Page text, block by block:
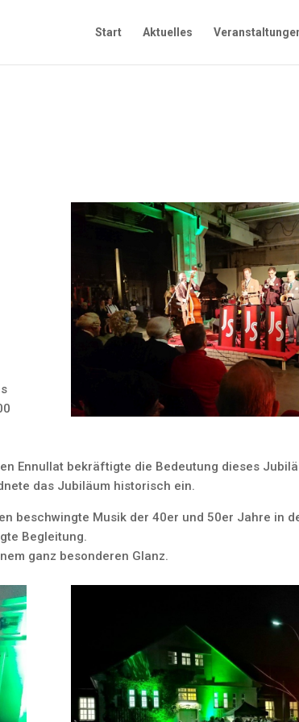
Start Aktuelles
Ennullat bekräftigte die Bedeutung dieses
das Jubiläum historisch ein.
beschwingte Musik der 40er und 50er Jahre in
Begleitung.
ganz besonderen Glanz.